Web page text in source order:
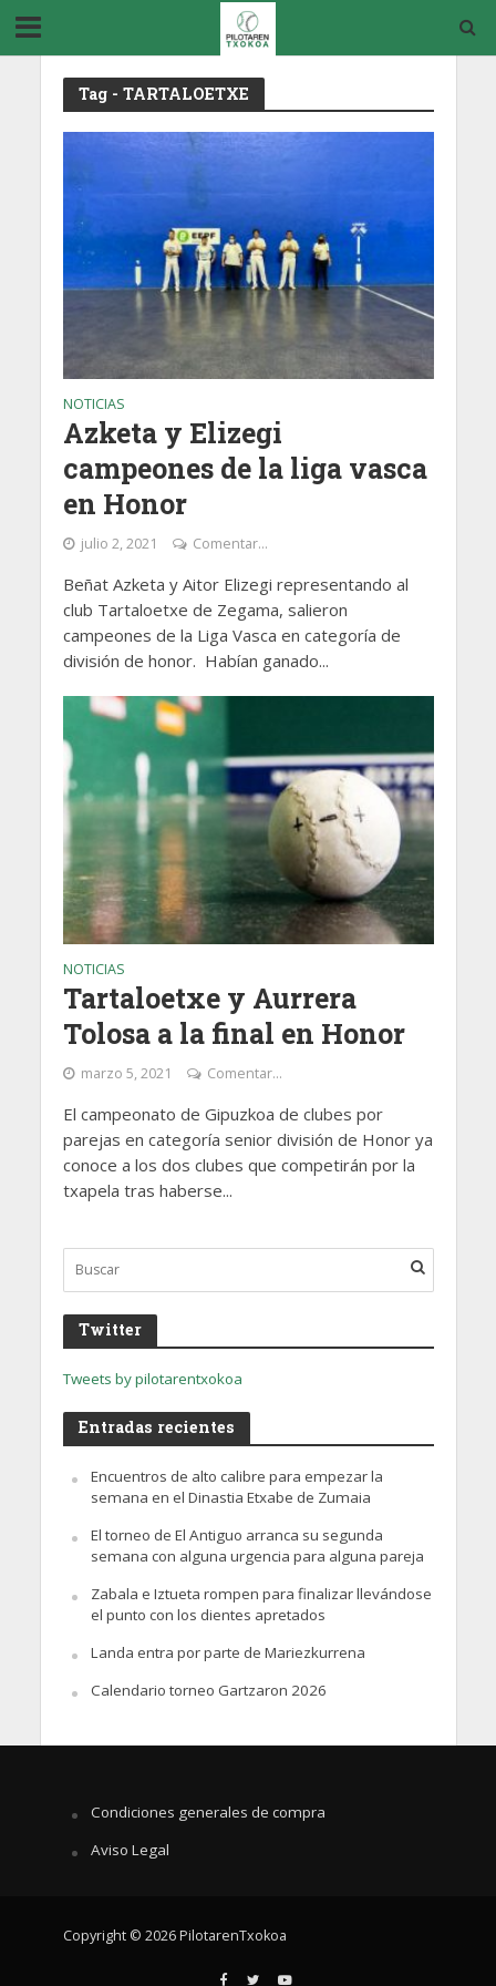
Tag - TARTALOETXE
NOTICIAS
Azketa y Elizegi
campeones de la liga vasca
en Honor
julio 2, 2021 Comentar...
Beñat Azketa y Aitor Elizegi representando al
club Tartaloetxe de Zegama, salieron
campeones de la Liga Vasca en categoría de
división de honor. Habían ganado...
NOTICIAS
Tartaloetxe y Aurrera
Tolosa a la final en Honor
marzo 5, 2021 Comentar...
El campeonato de Gipuzkoa de clubes por
parejas en categoría senior división de Honor ya
conoce a los dos clubes que competirán por la
txapela tras haberse...
Twitter
Tweets by pilotarentxokoa
Entradas recientes
Encuentros de alto calibre para empezar la
semana en el Dinastia Etxabe de Zumaia
El torneo de El Antiguo arranca su segunda
semana con alguna urgencia para alguna pareja
Zabala e Iztueta rompen para finalizar llevándose
el punto con los dientes apretados
Landa entra por parte de Mariezkurrena
Calendario torneo Gartzaron 2026
Condiciones generales de compra
Aviso Legal
Copyright © 2026 PilotarenTxokoa